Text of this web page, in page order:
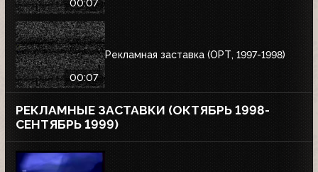
00:07
00:07
Рекламная заставка (ОРТ, 1997-1998)
РЕКЛАМНЫЕ ЗАСТАВКИ (ОКТЯБРЬ 1998-
СЕНТЯБРЬ 1999)